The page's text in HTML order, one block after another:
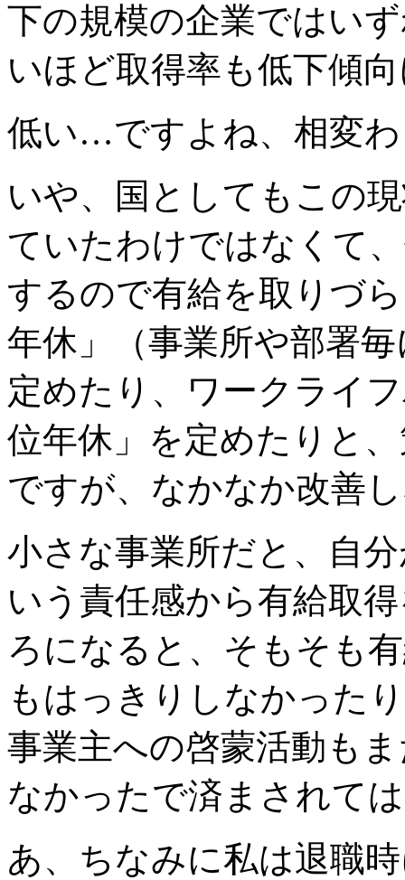
下の規模の企業ではい
いほど取得率も低下傾
低い…ですよね、相変
いや、国としてもこの
ていたわけではなくて
するので有給を取りづ
年休」（事業所や部署
定めたり、ワークライ
位年休」を定めたりと
ですが、なかなか改善
小さな事業所だと、自
いう責任感から有給取
ろになると、そもそも
もはっきりしなかった
事業主への啓蒙活動も
なかったで済まされて
あ、ちなみに私は退職